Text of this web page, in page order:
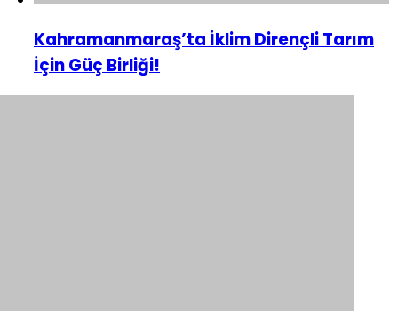
Kahramanmaraş’ta İklim Dirençli Tarım
İçin Güç Birliği!